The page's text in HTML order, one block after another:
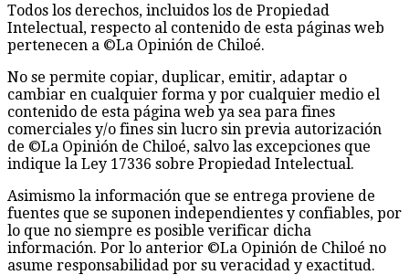
Todos los derechos, incluidos los de Propiedad
Intelectual, respecto al contenido de esta páginas web
pertenecen a ©La Opinión de Chiloé.
No se permite copiar, duplicar, emitir, adaptar o
cambiar en cualquier forma y por cualquier medio el
contenido de esta página web ya sea para fines
comerciales y/o fines sin lucro sin previa autorización
de ©La Opinión de Chiloé, salvo las excepciones que
indique la Ley 17336 sobre Propiedad Intelectual.
Asimismo la información que se entrega proviene de
fuentes que se suponen independientes y confiables, por
lo que no siempre es posible verificar dicha
información. Por lo anterior ©La Opinión de Chiloé no
asume responsabilidad por su veracidad y exactitud.